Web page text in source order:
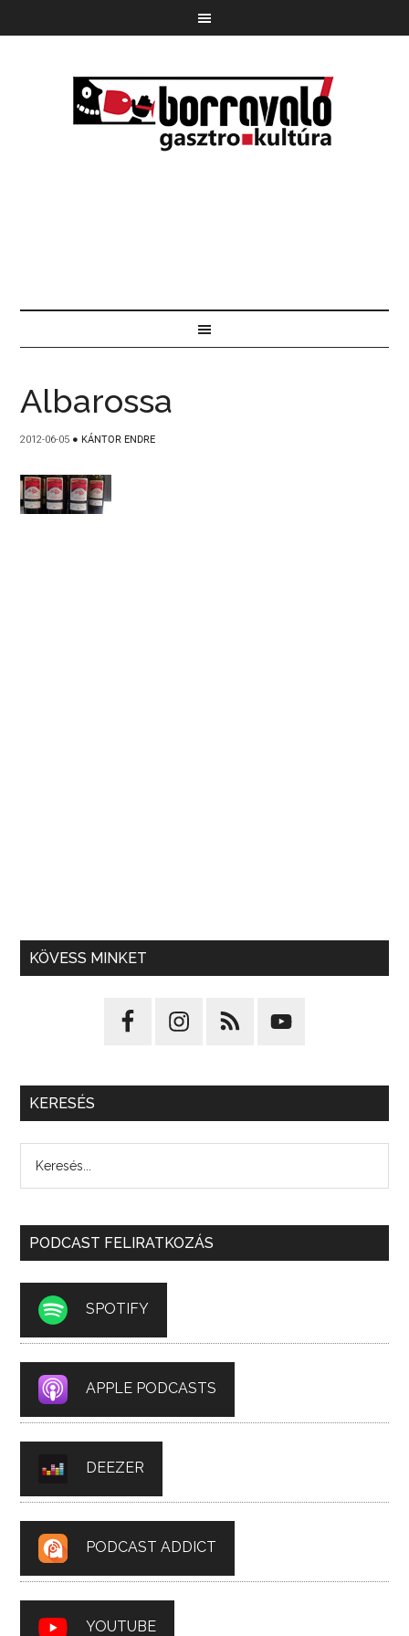
Albarossa
2012-06-05 ● KÁNTOR ENDRE
KÖVESS MINKET
KERESÉS
PODCAST FELIRATKOZÁS
SPOTIFY
APPLE PODCASTS
DEEZER
PODCAST ADDICT
YOUTUBE